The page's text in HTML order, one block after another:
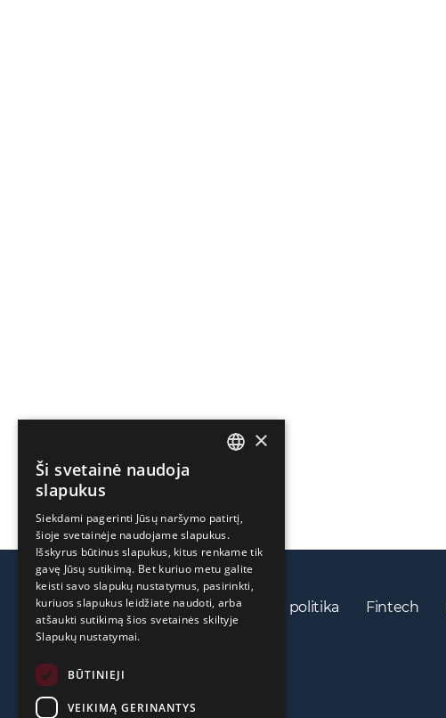
Privatumo politika Slapukų politika Fintech
РУССКИЙ
中文（简体
×
Ši svetainė naudoja
slapukus
Siekdami pagerinti Jūsų naršymo patirtį,
šioje svetainėje naudojame slapukus.
Išskyrus būtinus slapukus, kitus renkame tik
gavę Jūsų sutikimą. Bet kuriuo metu galite
keisti savo slapukų nustatymus, pasirinkti,
kuriuos slapukus leidžiate naudoti, arba
atšaukti sutikimą šios svetainės skiltyje
Slapukų nustatymai.
BŪTINIEJI
VEIKIMĄ GERINANTYS